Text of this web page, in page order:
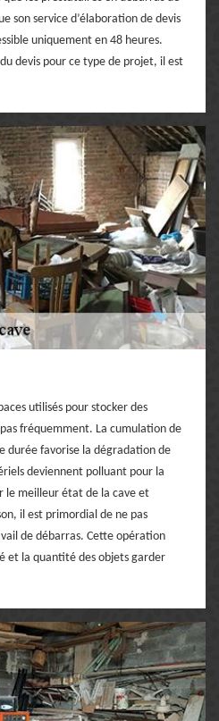
son service d’élaboration de devis
uniquement en 48 heures.
devis pour ce type de projet, il est
utilisés pour stocker des
fréquemment. La cumulation de
durée favorise la dégradation de
deviennent polluant pour la
le meilleur état de la cave et
il est primordial de ne pas
de débarras. Cette opération
et la quantité des objets garder